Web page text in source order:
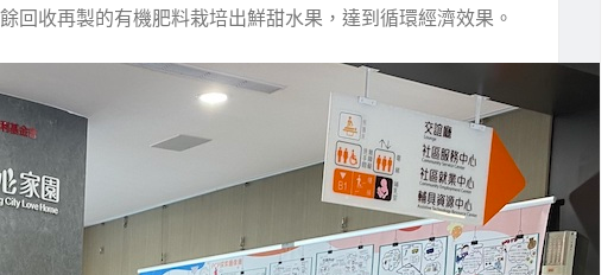
回收再製的有機肥料栽培出鮮甜水果，達到循環經濟效果。